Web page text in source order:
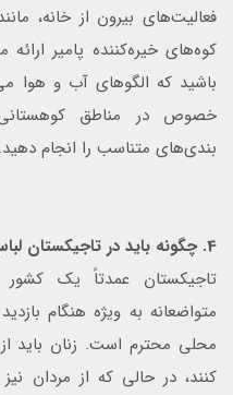
فعالیت‌های بیرون از خانه،
کوه‌های خیره‌کننده پامیر
باشید که الگوهای آب و هوا
خصوص در مناطق
بندی‌های متناسب را انجام دهید.
4. چگونه باید در تاجیکستان لباس بپوشم؟
تاجیکستان عمدتاً یک
متواضعانه به ویژه هنگام
محلی محترم است. زنان باید
کنند، در حالی که از مردان